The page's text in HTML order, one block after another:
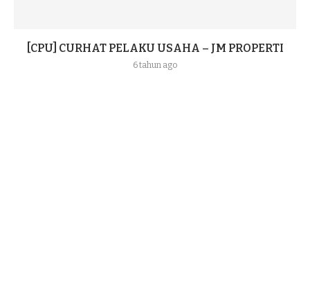
[CPU] CURHAT PELAKU USAHA – JM PROPERTI
6 tahun ago